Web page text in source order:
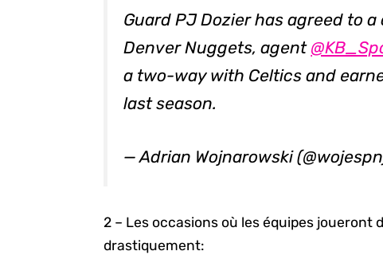
Guard PJ Dozier has agreed to
Denver Nuggets, agent
a two-way with Celtics and
last season.
— Adrian Wojnarowski
2 – Les occasions où les équipes joueront
drastiquement: